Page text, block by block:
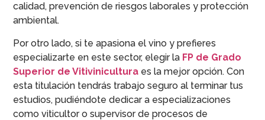
calidad, prevención de riesgos laborales y protección
ambiental.
Por otro lado, si te apasiona el vino y prefieres
especializarte en este sector, elegir la FP de Grado
Superior de Vitivinicultura es la mejor opción. Con
esta titulación tendrás trabajo seguro al terminar tus
estudios, pudiéndote dedicar a especializaciones
como viticultor o supervisor de procesos de